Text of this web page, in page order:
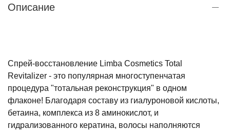
Описание
Спрей-восстановление Limba Cosmetics Total
Revitalizer - это популярная многоступенчатая
процедура "тотальная реконструкция" в одном
флаконе! Благодаря составу из гиалуроновой кислоты,
бетаина, комплекса из 8 аминокислот, и
гидрализованного кератина, волосы наполняются